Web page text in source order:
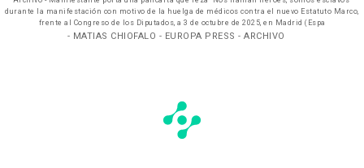
durante la manifestación con motivo de la huelga de médicos contra el nuevo Estatuto Marco,
frente al Congreso de los Diputados, a 3 de octubre de 2025, en Madrid (Espa
- MATIAS CHIOFALO - EUROPA PRESS - ARCHIVO